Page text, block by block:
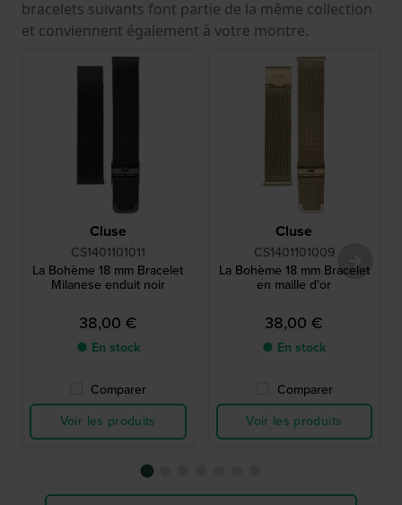
bracelets suivants font partie de la même collection
et conviennent également à votre montre.
Cluse
CS1401101011
La Bohème 18 mm Bracelet
Milanese enduit noir
38,00 €
● En stock
Comparer
Voir les produits
Cluse
CS1401101009
La Bohème 18 mm Bracelet
en maille d'or
38,00 €
● En stock
Comparer
Voir les produits